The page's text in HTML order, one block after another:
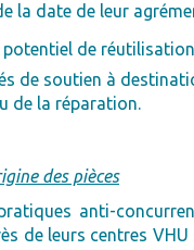
la date de leur
potentiel de
de soutien à
de la réparation.
des pièces
anti-
de leurs centres